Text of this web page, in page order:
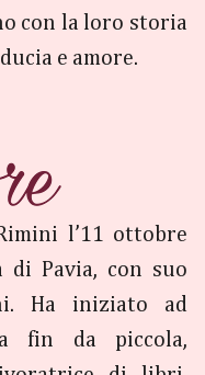
con la loro storia
e amore.
l’11 ottobre
di Pavia, con suo
Ha iniziato ad
fin da piccola,